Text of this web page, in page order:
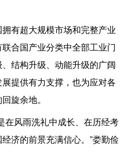
有超大规模市场和完整产业
合国产业分类中全部工业门
结构升级、动能升级的广阔
提供有力支撑，也为应对各
旋余地。
风雨洗礼中成长、在历经考
济的前景充满信心。”娄勤俭